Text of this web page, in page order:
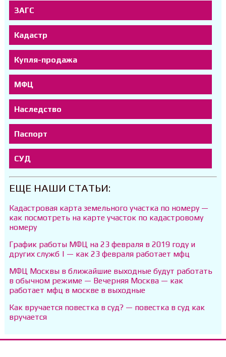
ЗАГС
Кадастр
Купля-продажа
МФЦ
Наследство
Паспорт
СУД
ЕЩЕ НАШИ СТАТЬИ:
Кадастровая карта земельного участка по номеру —
как посмотреть на карте участок по кадастровому
номеру
График работы МФЦ на 23 февраля в 2019 году и
других служб | — как 23 февраля работает мфц
МФЦ Москвы в ближайшие выходные будут работать
в обычном режиме — Вечерняя Москва — как
работает мфц в москве в выходные
Как вручается повестка в суд? — повестка в суд как
вручается